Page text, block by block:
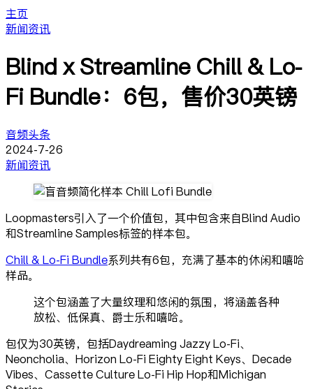
主页
新闻资讯
Blind x Streamline Chill & Lo-
Fi Bundle：6包，售价30英镑
音频头条
2024-7-26
新闻资讯
Loopmasters引入了一个价值包，其中包含来自Blind Audio
和Streamline Samples标签的样本包。
Chill & Lo-Fi Bundle系列共有6包，充满了基本的休闲和嘻哈
样品。
这个包涵盖了大量纹理和悠闲的氛围，将涵盖各种
放松、低保真、爵士乐和嘻哈。
包仅为30英镑，包括Daydreaming Jazzy Lo-Fi、
Neoncholia、Horizon Lo-Fi Eighty Eight Keys、Decade
Vibes、Cassette Culture Lo-Fi Hip Hop和Michigan